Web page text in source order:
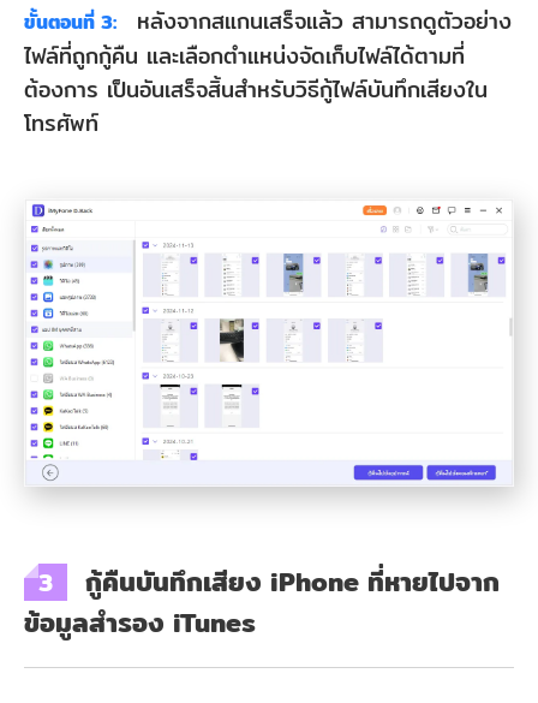
ขั้นตอนที่ 3:
หลังจากสแกนเสร็จแล้ว สามารถดูตัวอย่าง
ไฟล์ที่ถูกกู้คืน และเลือกตำแหน่งจัดเก็บไฟล์ได้ตามที่
ต้องการ เป็นอันเสร็จสิ้นสำหรับวิธีกู้ไฟล์บันทึกเสียงใน
โทรศัพท์
3
กู้คืนบันทึกเสียง iPhone ที่หายไปจาก
ข้อมูลสำรอง iTunes